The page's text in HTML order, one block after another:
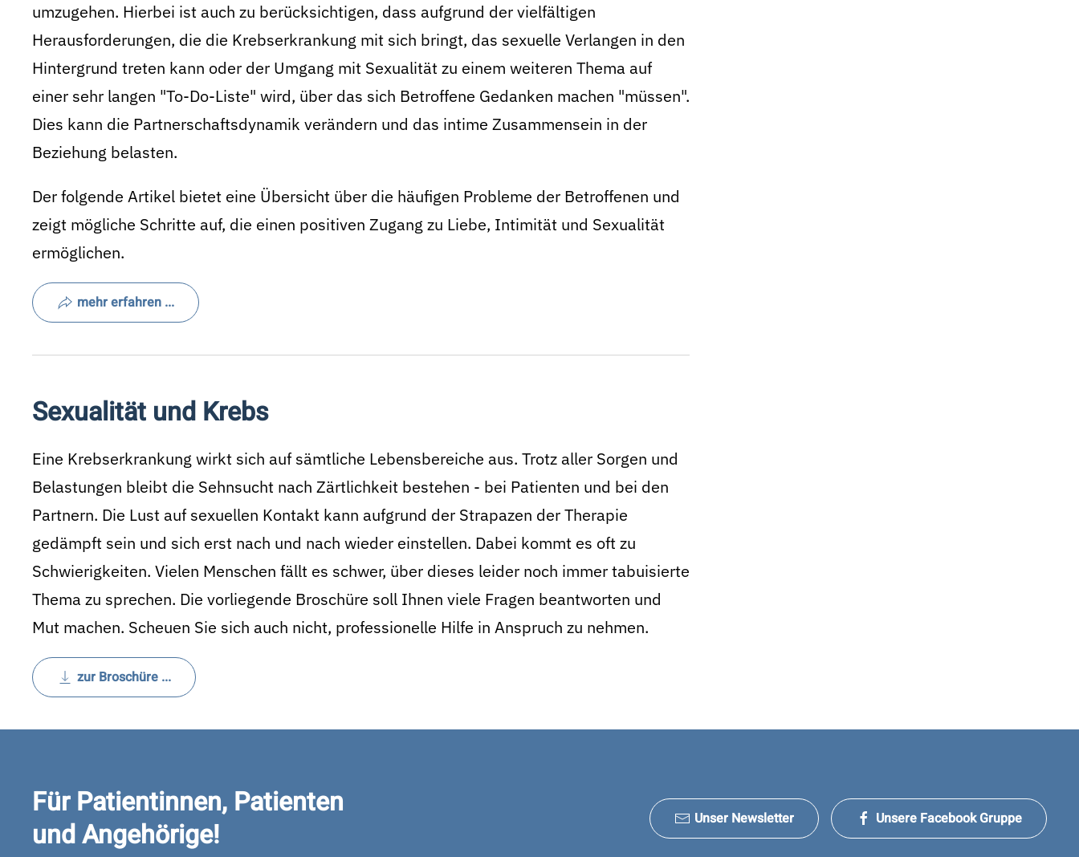
umzugehen. Hierbei ist auch zu berücksichtigen, dass aufgrund der vielfältigen
Herausforderungen, die die Krebserkrankung mit sich bringt, das sexuelle Verlangen in den
Hintergrund treten kann oder der Umgang mit Sexualität zu einem weiteren Thema auf
einer sehr langen "To-Do-Liste" wird, über das sich Betroffene Gedanken machen "müssen".
Dies kann die Partnerschaftsdynamik verändern und das intime Zusammensein in der
Beziehung belasten.
Der folgende Artikel bietet eine Übersicht über die häufigen Probleme der Betroffenen und
zeigt mögliche Schritte auf, die einen positiven Zugang zu Liebe, Intimität und Sexualität
ermöglichen.
mehr erfahren ...
Sexualität und Krebs
Eine Krebserkrankung wirkt sich auf sämtliche Lebensbereiche aus. Trotz aller Sorgen und
Belastungen bleibt die Sehnsucht nach Zärtlichkeit bestehen - bei Patienten und bei den
Partnern. Die Lust auf sexuellen Kontakt kann aufgrund der Strapazen der Therapie
gedämpft sein und sich erst nach und nach wieder einstellen. Dabei kommt es oft zu
Schwierigkeiten. Vielen Menschen fällt es schwer, über dieses leider noch immer tabuisierte
Thema zu sprechen. Die vorliegende Broschüre soll Ihnen viele Fragen beantworten und
Mut machen. Scheuen Sie sich auch nicht, professionelle Hilfe in Anspruch zu nehmen.
zur Broschüre ...
Für Patientinnen, Patienten
und Angehörige!
Unser Newsletter Unsere Facebook Gruppe